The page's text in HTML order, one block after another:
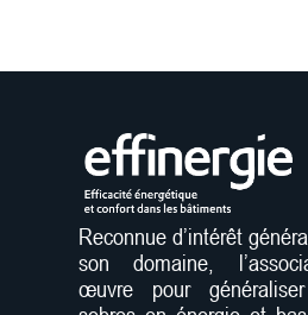
Reconnue d’intérêt
son domaine,
œuvre pour